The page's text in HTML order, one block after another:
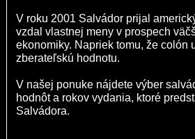
V roku 2001 Salvádor prijal
vzdal vlastnej meny v prospech
ekonomiky. Napriek tomu, že colón
zberateľskú hodnotu.
V našej ponuke nájdete výber
hodnôt a rokov vydania, ktoré
Salvádora.